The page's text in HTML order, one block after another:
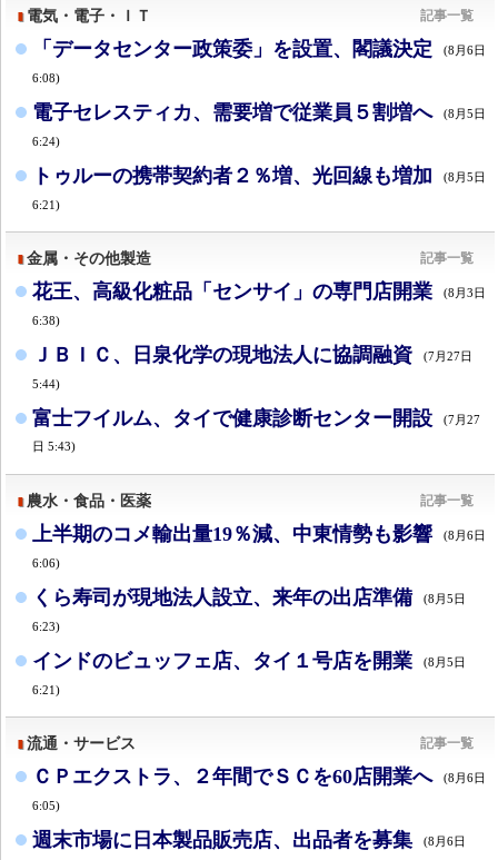
電気・電子・ＩＴ 記事一覧
「データセンター政策委」を設置、閣議決定 (8月6日
6:08)
電子セレスティカ、需要増で従業員５割増へ (8月5日
6:24)
トゥルーの携帯契約者２％増、光回線も増加 (8月5日
6:21)
金属・その他製造 記事一覧
花王、高級化粧品「センサイ」の専門店開業 (8月3日
6:38)
ＪＢＩＣ、日泉化学の現地法人に協調融資 (7月27日
5:44)
富士フイルム、タイで健康診断センター開設
(7月27
日 5:43)
農水・食品・医薬 記事一覧
上半期のコメ輸出量19％減、中東情勢も影響 (8月6日
6:06)
くら寿司が現地法人設立、来年の出店準備 (8月5日
6:23)
インドのビュッフェ店、タイ１号店を開業 (8月5日
6:21)
流通・サービス 記事一覧
ＣＰエクストラ、２年間でＳＣを60店開業へ (8月6日
6:05)
週末市場に日本製品販売店、出品者を募集 (8月6日